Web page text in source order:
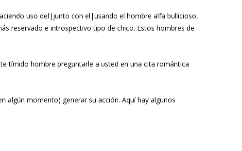
uso del|junto con el|usando el hombre alfa bullicioso,
reservado e introspectivo tipo de chico. Estos hombres de
tímido hombre preguntarle a usted en una cita romántica
algún momento) generar su acción. Aquí hay algunos